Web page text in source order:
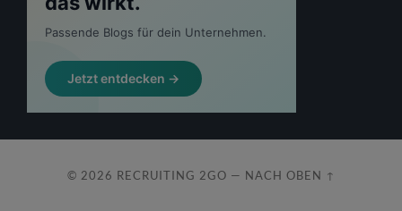
© 2026 RECRUITING 2GO — NACH OBEN ↑